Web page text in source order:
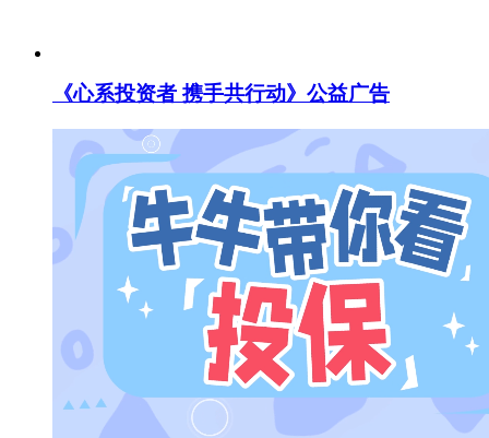
《心系投资者 携手共行动》公益广告